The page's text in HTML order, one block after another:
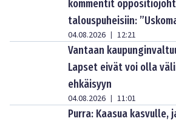
kommentit
talouspuheisiin:
04.08.2026 | 12:21
Vantaan
Lapset eivät voi olla
ehkäisyyn
04.08.2026 | 11:01
Purra: Kaasua kasvulle,